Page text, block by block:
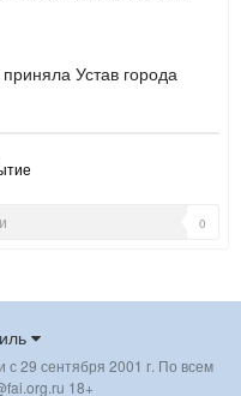
Устав города
0
29 сентября 2001 г. По всем
18+